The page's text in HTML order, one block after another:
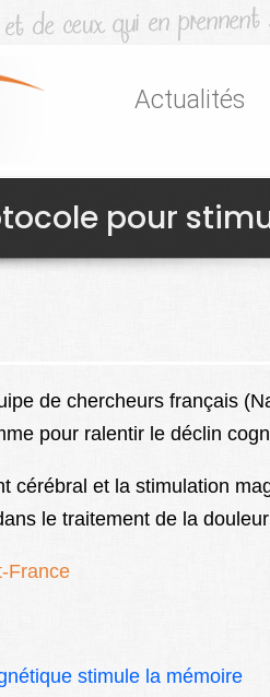
Actualités
pour
de chercheurs français
pour ralentir le déclin
cérébral et la stimulation
le traitement de la
France
stimule la mémoire